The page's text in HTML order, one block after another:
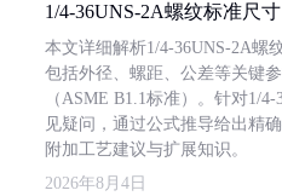
1/4-36UNS-2A螺纹标准尺寸
本文详细解析1/4-36UNS-2A螺
包括外径、螺距、公差等关键
（ASME B1.1标准）。针对1/
见疑问，通过公式推导给出精
附加工艺建议与扩展知识。
2026年8月4日